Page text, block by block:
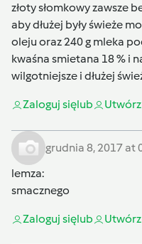
złoty słomkowy zawsze
aby dłużej były świeże
oleju oraz 240 g mleka
kwaśna smietana 18 % i
wilgotniejsze i dłużej
Zaloguj sięlub
grudnia 8, 2017 at
lemza:
smacznego
Zaloguj sięlub